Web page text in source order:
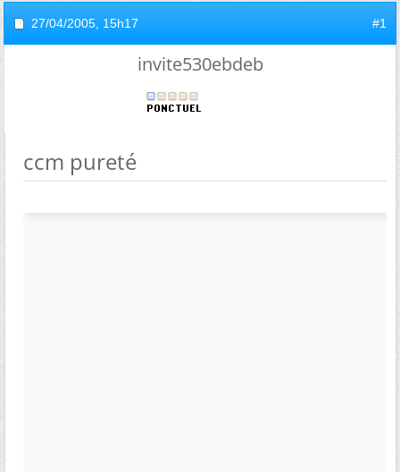
27/04/2005, 15h17 #1
invite530ebdeb
ccm pureté